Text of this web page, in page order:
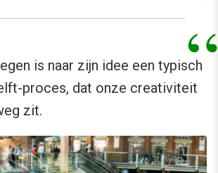
is naar zijn idee een typisch
proces, dat onze creativiteit
zit.